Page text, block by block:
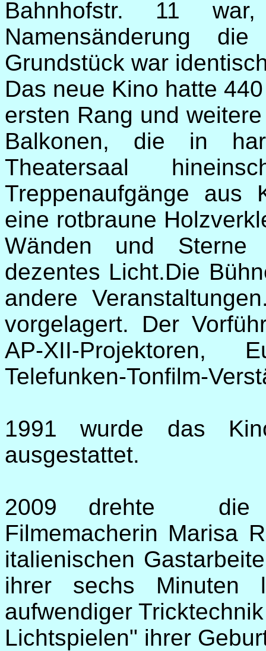
Bahnhofstr. 11
Namensänderung
Grundstück war
Das neue Kino hatte
ersten Rang und
Balkonen, die in
Theatersaal
Treppenaufgänge aus
eine rotbraune
Wänden und
dezentes Licht.Die
andere
vorgelagert. Der
AP-XII-Projektoren,
Telefunken-Tonfilm-
1991 wurde das
ausgestattet.
2009 drehte die
Filmemacherin Marisa
italienischen
ihrer sechs Minuten
aufwendiger
Lichtspielen" ihrer